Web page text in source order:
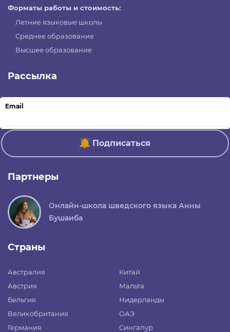
Форматы работы и стоимость:
Летние языковые школы
Среднее образование
Высшее образование
Рассылка
Email
Подписаться
Партнеры
Онлайн-школа шведского языка Анны
Бушаиба
Страны
Австралия
Австрия
Бельгия
Великобритания
Германия
Китай
Мальта
Нидерланды
ОАЭ
Сингапур